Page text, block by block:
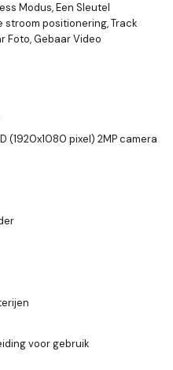
Modus, Een Sleutel
positionering, Track
Foto, Gebaar Video
(1920x1080 pixel) 2MP camera
voor gebruik